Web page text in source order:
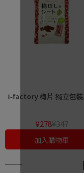
i-factory 梅片 獨立包
¥278¥347
加入購物車